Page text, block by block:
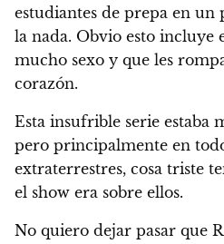
estudiantes de prepa en un
la nada. Obvio esto incluye
mucho sexo y que les
corazón.
Esta insufrible serie estaba
pero principalmente en
extraterrestres, cosa triste
el show era sobre ellos.
No quiero dejar pasar que